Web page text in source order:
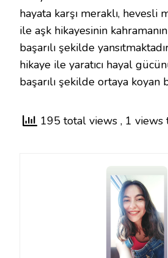
hayata karşı meraklı, hevesli
ile aşk hikayesinin
başarılı şekilde
hikaye ile yaratıcı hayal
başarılı şekilde ortaya koyan
195 total views , 1 views